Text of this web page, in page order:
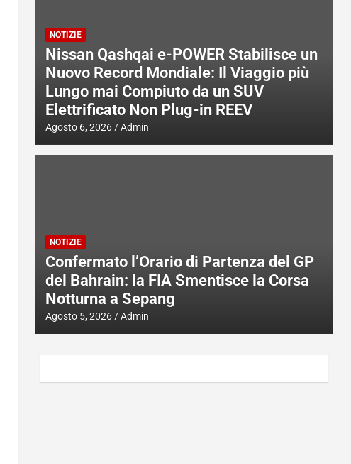
NOTIZIE
Nissan Qashqai e-POWER Stabilisce un
Nuovo Record Mondiale: Il Viaggio più
Lungo mai Compiuto da un SUV
Elettrificato Non Plug-in REEV
Agosto 6, 2026 Admin
NOTIZIE
Confermato l’Orario di Partenza del GP
del Bahrain: la FIA Smentisce la Corsa
Notturna a Sepang
Agosto 5, 2026 Admin